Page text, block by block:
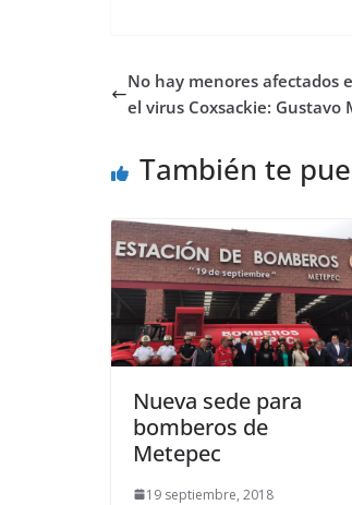
No hay menores afectados
el virus Coxsackie: Gustavo
También te
Nueva sede para
bomberos de
Metepec
19 septiembre, 2018